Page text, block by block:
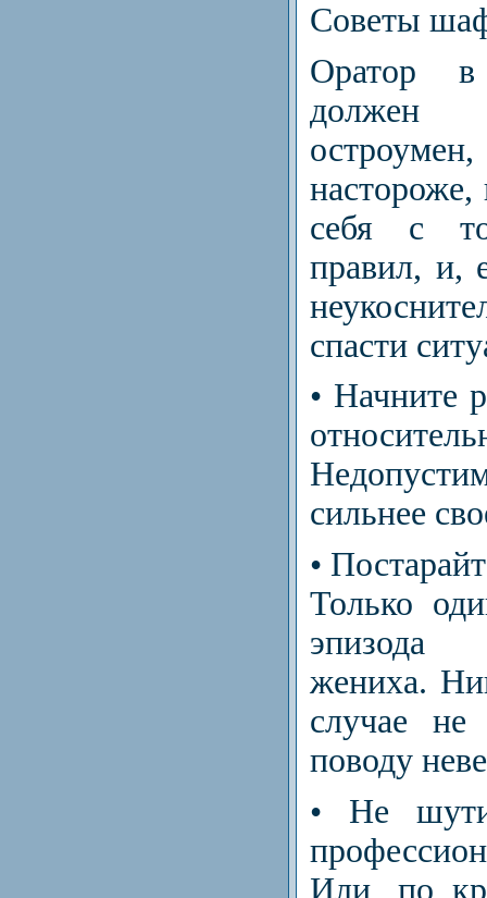
Советы
Оратор в
настороже,
себя с
правил, и,
спасти
• Начните
сильнее
•
Только
эпизода
жениха.
случае не
поводу
• Не
Или, по